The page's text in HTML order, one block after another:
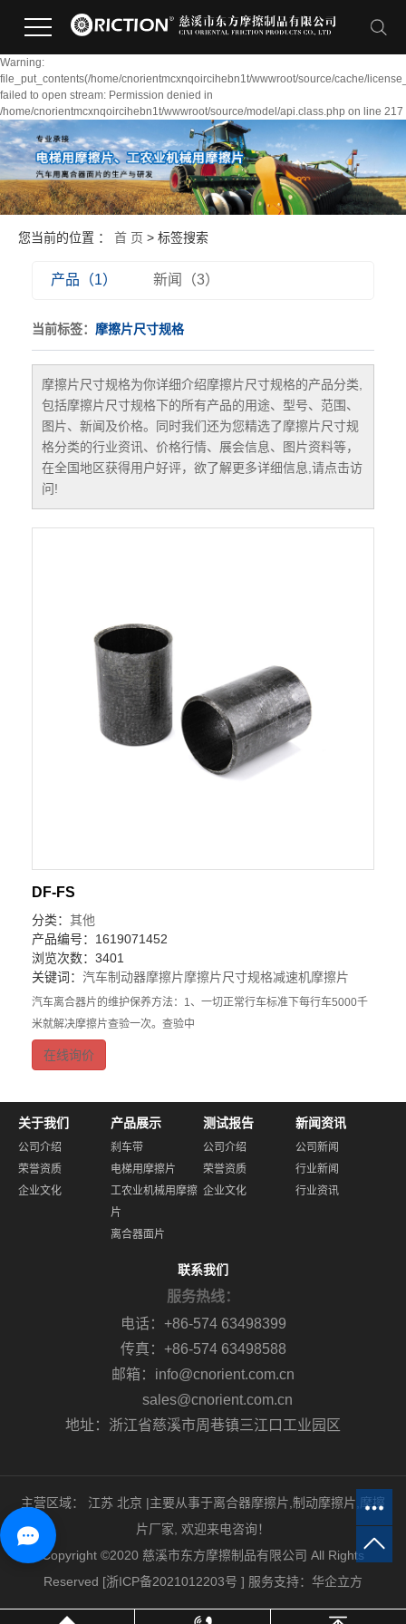
Warning:
file_put_contents(/home/cnorientmcxnqoircihebn1t/wwwroot/source/cache/
failed to open stream: Permission denied in
/home/cnorientmcxnqoircihebn1t/wwwroot/source/model/api.class.php on line 217
您当前的位置 ： 首 页 > 标签搜索
产品（1） 新闻（3）
当前标签： 摩擦片尺寸规格
摩擦片尺寸规格为你详细介绍摩擦片尺寸规格的产品分类,
包括摩擦片尺寸规格下的所有产品的用途、型号、范围、
图片、新闻及价格。同时我们还为您精选了摩擦片尺寸规
格分类的行业资讯、价格行情、展会信息、图片资料等，
在全国地区获得用户好评，欲了解更多详细信息,请点击访
问!
DF-FS
分类： 其他
产品编号：1619071452
浏览次数：3401
关键词： 汽车制动器摩擦片摩擦片尺寸规格减速机摩擦片
汽车离合器片的维护保养方法：1、一切正常行车标准下每行车5000千
米就解决摩擦片查验一次。查验中
在线询价
关于我们
公司介绍
荣誉资质
企业文化
产品展示
刹车带
电梯用摩擦片
工农业机械用摩擦
片
离合器面片
测试报告
公司介绍
荣誉资质
企业文化
新闻资讯
公司新闻
行业新闻
行业资讯
联系我们
服务热线：
电话：+86-574 63498399
传真：+86-574 63498588
邮箱：info@cnorient.com.cn
sales@cnorient.com.cn
地址：浙江省慈溪市周巷镇三江口工业园区
主营区域： 江苏 北京 |主要从事于离合器摩擦片 制动摩擦片 摩擦
片厂家 , 欢迎来电咨询！
Copyright ©2020 慈溪市东方摩擦制品有限公司 All Rights
Reserved [浙ICP备2021012203号 ] 服务支持： 华企立方